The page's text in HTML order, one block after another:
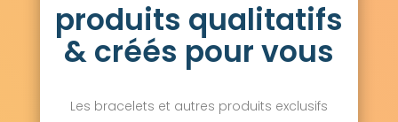
produits qualitatifs
& créés pour vous
Les bracelets et autres produits exclusifs